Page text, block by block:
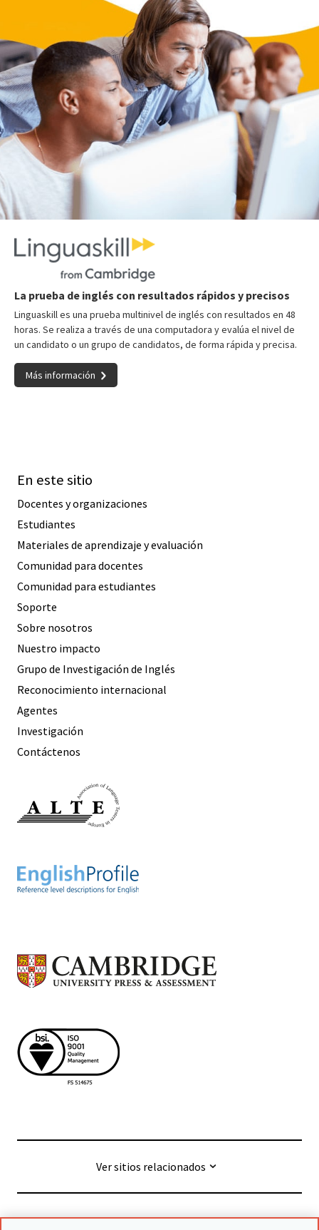
La prueba de inglés con resultados rápidos y precisos
Linguaskill es una prueba multinivel de inglés con resultados en 48
horas. Se realiza a través de una computadora y evalúa el nivel de
un candidato o un grupo de candidatos, de forma rápida y precisa.
Más información
En este sitio
Docentes y organizaciones
Estudiantes
Materiales de aprendizaje y evaluación
Comunidad para docentes
Comunidad para estudiantes
Soporte
Sobre nosotros
Nuestro impacto
Grupo de Investigación de Inglés
Reconocimiento internacional
Agentes
Investigación
Contáctenos
Ver sitios relacionados